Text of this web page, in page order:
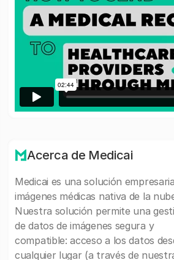
Acerca de Medicai
Medicai es una solución
imágenes médicas nativa de la
Nuestra solución permite una
de datos de imágenes segura y
compatible: acceso a los datos
cualquier lugar (a través de